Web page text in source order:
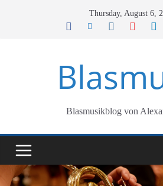
Thursday, August 6,
Blasmusikblog von